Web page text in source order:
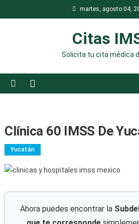
al
martes, agosto 04,
Citas
Solicita tu cita médica
Clínica 60 IMSS De
Yucatán
Ahora puedes encontrar la